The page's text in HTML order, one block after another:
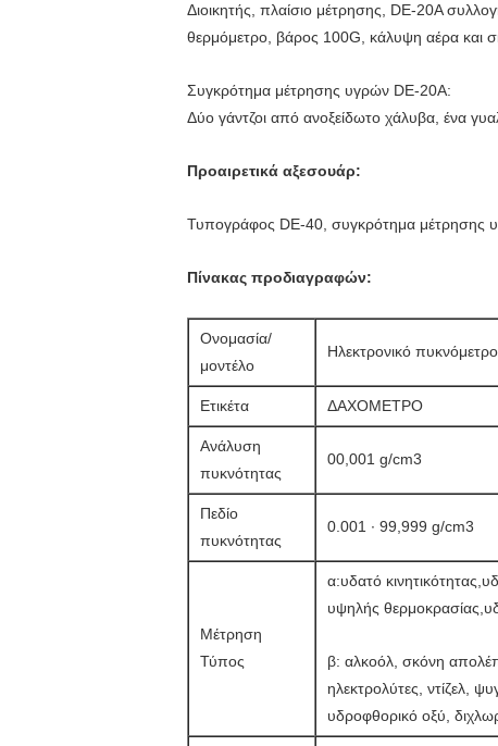
Διοικητής, πλαίσιο μέτρησης, DE-20A
θερμόμετρο, βάρος 100G, κάλυψη αέρα και
Συγκρότημα μέτρησης υγρών DE-20A:
Δύο γάντζοι από ανοξείδωτο χάλυβα, ένα
Προαιρετικά αξεσουάρ:
Τυπογράφος DE-40, συγκρότημα μέτρησης
Πίνακας προδιαγραφών:
Ονομασία/
μοντέλο
Ηλεκτρονικό
Ετικέτα ΔΑΧΟΜΕΤΡΟ
Ανάλυση
πυκνότητας
00,001 g/cm3
Πεδίο
πυκνότητας
0.001 ∙ 99,999 g/cm3
Μέτρηση
Τύπος
α:υδατό
υψηλής
β: αλκοόλ, σκόνη
ηλεκτρολύτες, ντίζελ,
υδροφθορικό οξύ,